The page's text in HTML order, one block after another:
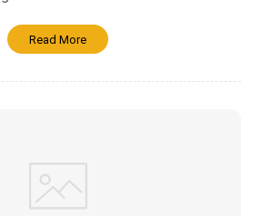
Read More